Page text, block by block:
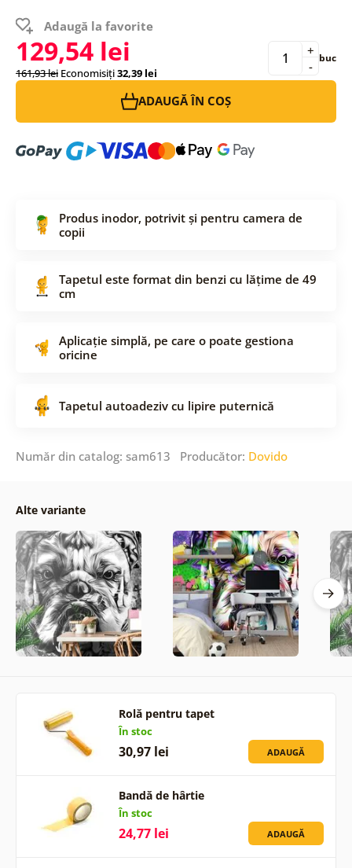
Adaugă la favorite
129,54 lei
161,93 lei Economisiți32,39 lei -
+ buc
ADAUGĂ ÎN COȘ
Produs inodor, potrivit și pentru camera de
copii
Tapetul este format din benzi cu lățime de 49
cm
Aplicație simplă, pe care o poate gestiona
oricine
Tapetul autoadeziv cu lipire puternică
Număr din catalog: sam613 Producător: Dovido
Alte variante
Rolă pentru tapet
În stoc
30,97 lei ADAUGĂ
Bandă de hârtie
În stoc
24,77 lei ADAUGĂ